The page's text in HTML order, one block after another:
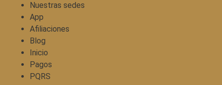
Nuestras sedes
App
Afiliaciones
Blog
Inicio
Pagos
PQRS